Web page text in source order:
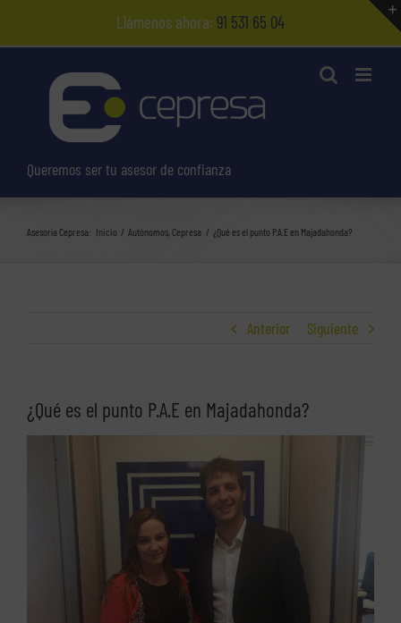
contenido
Llámenos ahora: 91 531 65 04
Queremos ser tu asesor de confianza
Asesoría Cepresa: Inicio Autónomos Cepresa ¿Qué es el punto P.A.E en Majadahonda?
Anterior Siguiente
¿Qué es el punto P.A.E en Majadahonda?